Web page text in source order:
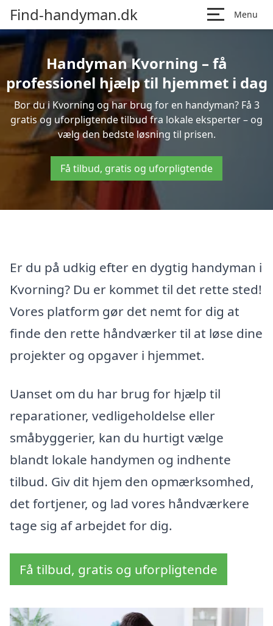
Find-handyman.dk Menu
Handyman Kvorning – få
professionel hjælp til hjemmet i dag
Bor du i Kvorning og har brug for en handyman? Få 3
gratis og uforpligtende tilbud fra lokale eksperter – og
vælg den bedste løsning til prisen.
Få tilbud, gratis og uforpligtende
Er du på udkig efter en dygtig handyman i
Kvorning? Du er kommet til det rette sted!
Vores platform gør det nemt for dig at
finde den rette håndværker til at løse dine
projekter og opgaver i hjemmet.
Uanset om du har brug for hjælp til
reparationer, vedligeholdelse eller
småbyggerier, kan du hurtigt vælge
blandt lokale handymen og indhente
tilbud. Giv dit hjem den opmærksomhed,
det fortjener, og lad vores håndværkere
tage sig af arbejdet for dig.
Få tilbud, gratis og uforpligtende